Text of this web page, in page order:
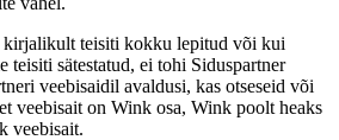
teisiti kokku lepitud või kui
teisiti sätestatud, ei tohi Siduspartner
veebisaidil avaldusi, kas otseseid või
veebisait on Wink osa, Wink poolt heaks
veebisait.